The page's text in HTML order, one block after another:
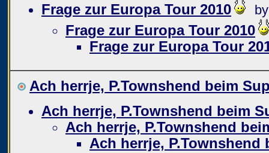
Frage zur Europa Tour 2010
Frage zur Europa Tour 2010
Frage zur Europa Tour
Ach herrje, P.Townshend beim
Ach herrje, P.Townshend beim
Ach herrje, P.Townshend
Ach herrje,